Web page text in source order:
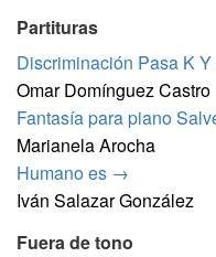
Partituras
Discriminación Pasa K
Omar Domínguez Castro
Fantasía para piano
Marianela Arocha
Humano es →
Iván Salazar González
Fuera de tono